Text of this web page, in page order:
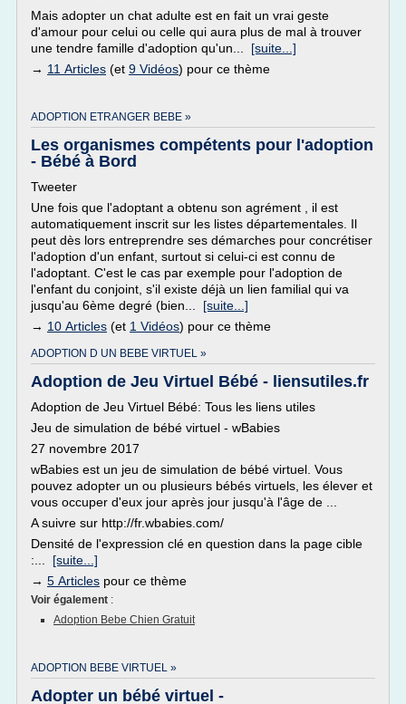
Mais adopter un chat adulte est en fait un vrai geste
d'amour pour celui ou celle qui aura plus de mal à trouver
une tendre famille d'adoption qu'un... [suite...]
→ 11 Articles (et 9 Vidéos) pour ce thème
ADOPTION ETRANGER BEBE »
Les organismes compétents pour l'adoption
- Bébé à Bord
Tweeter
Une fois que l'adoptant a obtenu son agrément , il est
automatiquement inscrit sur les listes départementales. Il
peut dès lors entreprendre ses démarches pour concrétiser
l'adoption d'un enfant, surtout si celui-ci est connu de
l'adoptant. C'est le cas par exemple pour l'adoption de
l'enfant du conjoint, s'il existe déjà un lien familial qui va
jusqu'au 6ème degré (bien... [suite...]
→ 10 Articles (et 1 Vidéos) pour ce thème
ADOPTION D UN BEBE VIRTUEL »
Adoption de Jeu Virtuel Bébé - liensutiles.fr
Adoption de Jeu Virtuel Bébé: Tous les liens utiles
Jeu de simulation de bébé virtuel - wBabies
27 novembre 2017
wBabies est un jeu de simulation de bébé virtuel. Vous
pouvez adopter un ou plusieurs bébés virtuels, les élever et
vous occuper d'eux jour après jour jusqu'à l'âge de ...
A suivre sur http://fr.wbabies.com/
Densité de l'expression clé en question dans la page cible
:... [suite...]
→ 5 Articles pour ce thème
Voir également :
Adoption Bebe Chien Gratuit
ADOPTION BEBE VIRTUEL »
Adopter un bébé virtuel -